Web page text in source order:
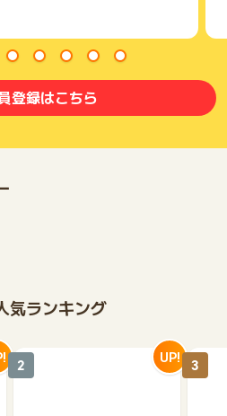
登録はこちら
気ランキング
2 UP! 3